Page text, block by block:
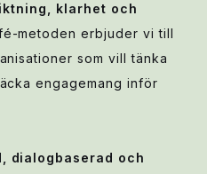
klarhet och
metoden erbjuder vi till
som vill tänka
engagemang inför
dialogbaserad och